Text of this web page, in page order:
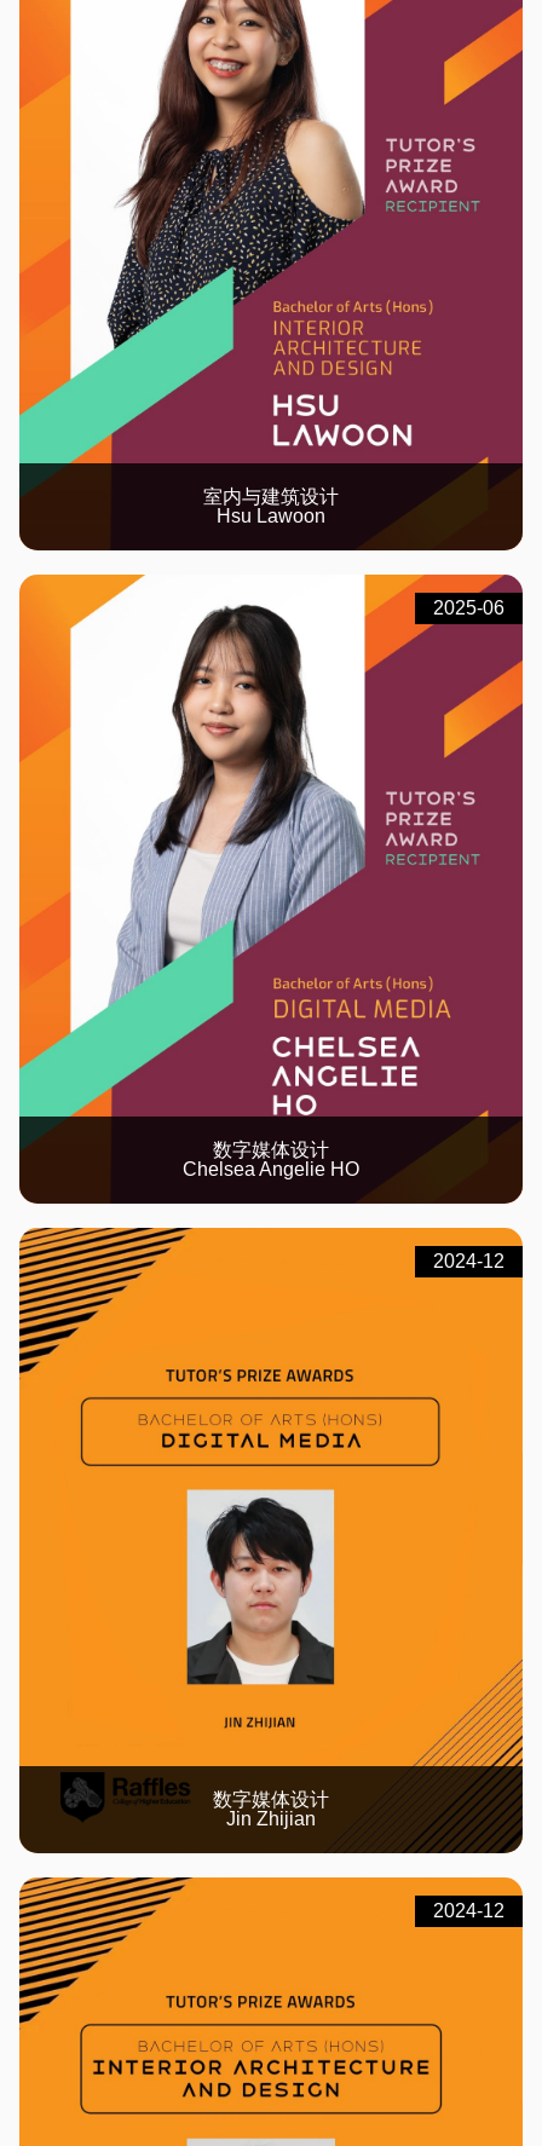
室内与建筑设计
Hsu Lawoon
数字媒体设计
Chelsea Angelie HO
2025-06
数字媒体设计
Jin Zhijian
2024-12
2024-12